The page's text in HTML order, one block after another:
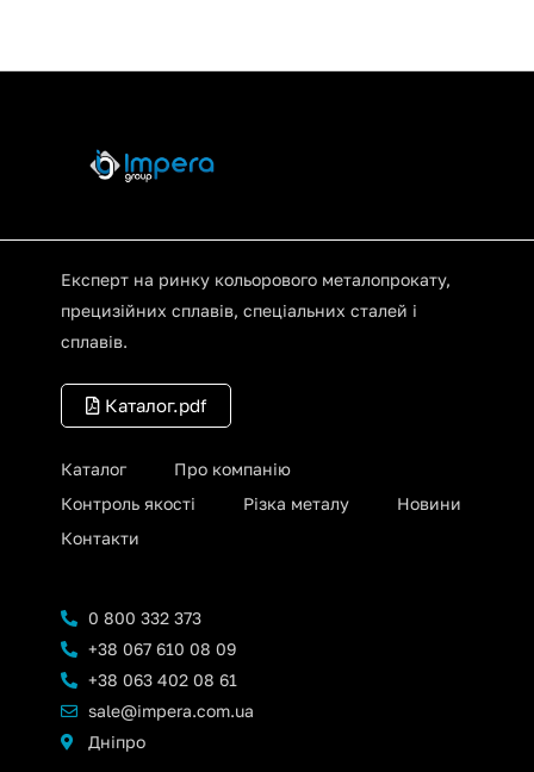
Експерт на ринку кольорового металопрокату,
прецизійних сплавів, спеціальних сталей і
сплавів.
Каталог.pdf
Каталог
Про компанію
Контроль якості
Різка металу
Новини
Контакти
0 800 332 373
+38 067 610 08 09
+38 063 402 08 61
sale@impera.com.ua
Дніпро